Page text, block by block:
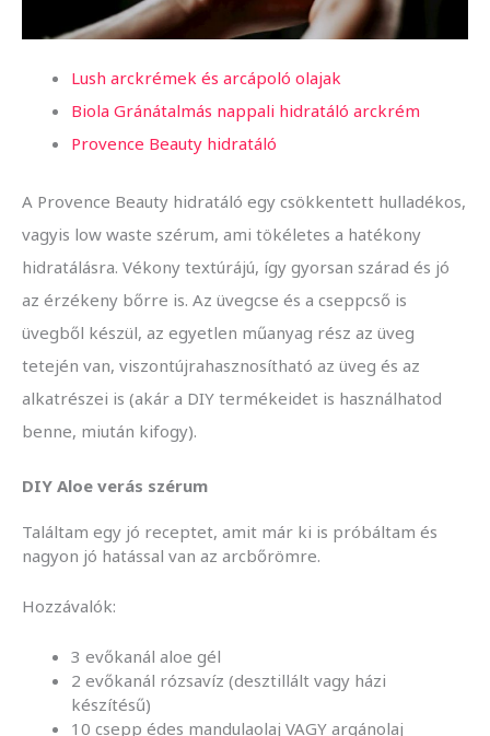
Lush arckrémek és arcápoló olajak
Biola Gránátalmás nappali hidratáló arckrém
Provence Beauty hidratáló
A Provence Beauty hidratáló egy csökkentett hulladékos,
vagyis low waste szérum, ami tökéletes a hatékony
hidratálásra. Vékony textúrájú, így gyorsan szárad és jó
az érzékeny bőrre is. Az üvegcse és a cseppcső is
üvegből készül, az egyetlen műanyag rész az üveg
tetején van, viszontújrahasznosítható az üveg és az
alkatrészei is (akár a DIY termékeidet is használhatod
benne, miután kifogy).
DIY Aloe verás szérum
Találtam egy jó receptet, amit már ki is próbáltam és
nagyon jó hatással van az arcbőrömre.
Hozzávalók:
3 evőkanál aloe gél
2 evőkanál rózsavíz (desztillált vagy házi
készítésű)
10 csepp édes mandulaolaj VAGY argánolaj